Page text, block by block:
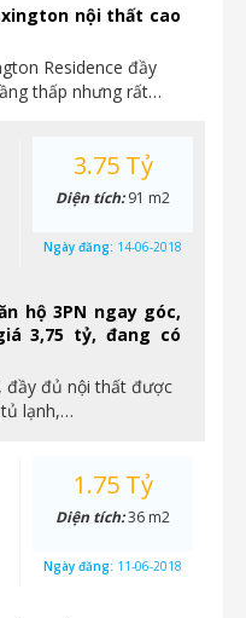
nội thất cao
Residence đầy
thấp nhưng rất…
hộ 3PN ngay góc,
3,75 tỷ, đang có
đầy đủ nội thất được
lạnh,…
3.75 Tỷ
Diện tích:91 m2
Ngày đăng: 14-06-2018
1.75 Tỷ
Diện tích:36 m2
Ngày đăng: 11-06-2018